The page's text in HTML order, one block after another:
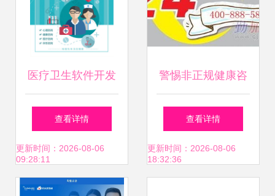
医疗卫生软件开发
机遇、挑战与创新
路径
查看详情
更新时间：2026-08-06
09:28:11
警惕非正规健康咨
询 保护您的健康与
财产安全
查看详情
更新时间：2026-08-06
18:32:36